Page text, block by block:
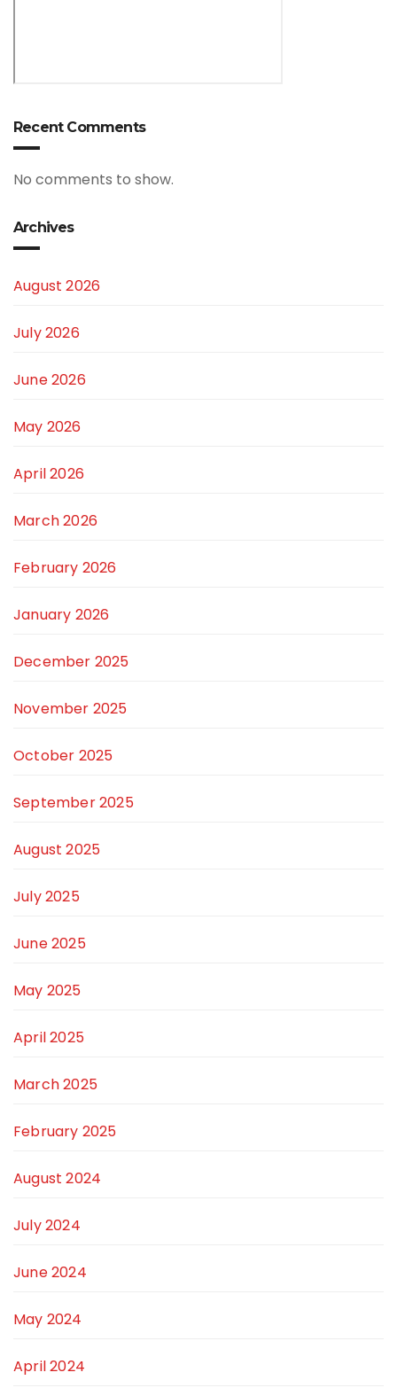
Recent Comments
No comments to show.
Archives
August 2026
July 2026
June 2026
May 2026
April 2026
March 2026
February 2026
January 2026
December 2025
November 2025
October 2025
September 2025
August 2025
July 2025
June 2025
May 2025
April 2025
March 2025
February 2025
August 2024
July 2024
June 2024
May 2024
April 2024